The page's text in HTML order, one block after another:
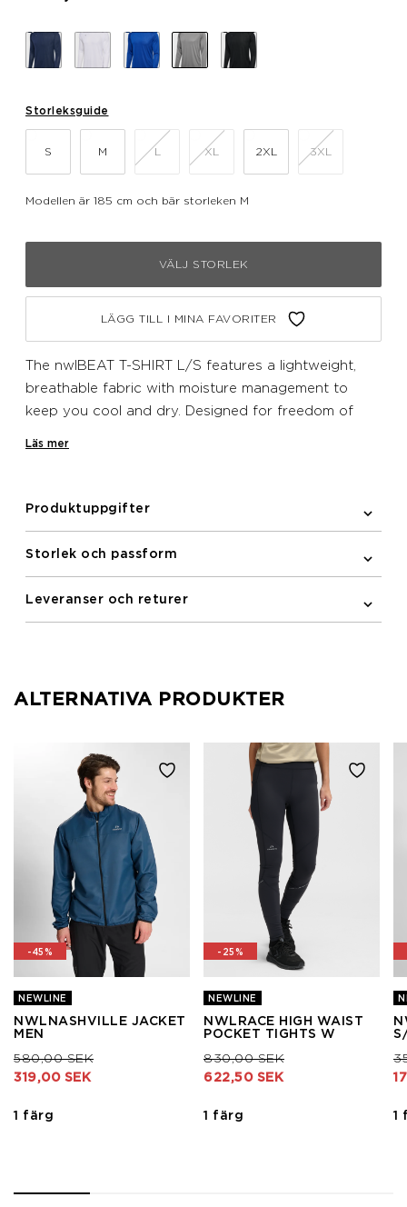
Storleksguide
S M L XL 2XL 3XL
Modellen är 185 cm och bär storleken M
VÄLJ STORLEK
LÄGG TILL I MINA FAVORITER
The nwlBEAT T-SHIRT L/S features a lightweight,
breathable fabric with moisture management to
keep you cool and dry. Designed for freedom of
Läs mer
Produktuppgifter
Storlek och passform
Leveranser och returer
ALTERNATIVA PRODUKTER
-45%
NEWLINE
NWLNASHVILLE JACKET
MEN
Pris nedsatt från
580,00 SEKtill
319,00 SEK
1 färg
-25%
NEWLINE
NWLRACE HIGH WAIST
POCKET TIGHTS W
Pris nedsatt från
830,00 SEKtill
622,50 SEK
1 färg 1